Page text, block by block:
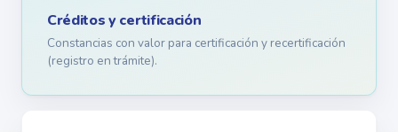
Créditos y certificación
Constancias con valor para certificación y recertificación
(registro en trámite).